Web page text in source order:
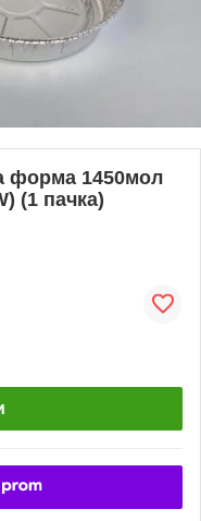
форма 1450мол
(1 пачка)